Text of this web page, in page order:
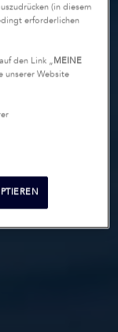
(in diesem
erforderlichen
den Link „MEINE
unserer Website